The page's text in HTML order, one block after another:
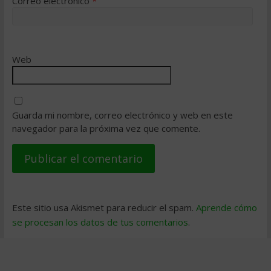
Web
Guarda mi nombre, correo electrónico y web en este
navegador para la próxima vez que comente.
Este sitio usa Akismet para reducir el spam. Aprende cómo
se procesan los datos de tus comentarios.